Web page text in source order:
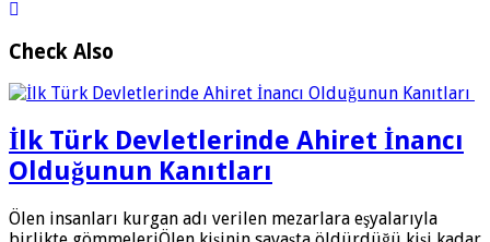
Check Also
İlk Türk Devletlerinde Ahiret İnancı
Olduğunun Kanıtları
Ölen insanları kurgan adı verilen mezarlara eşyalarıyla